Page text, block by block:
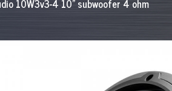
10W3v3-4 10" subwoofer 4 ohm